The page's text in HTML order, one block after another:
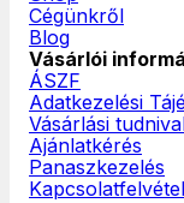
Cégünkről
Blog
Vásárlói
ÁSZF
Adatkezelési
Vásárlási
Ajánlatkérés
Panaszkezelés
Kapcsolatfelvétel